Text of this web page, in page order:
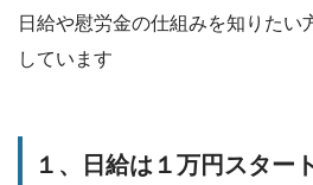
日給や慰労金の仕組みを知りたい
しています
１、日給は１万円スタート